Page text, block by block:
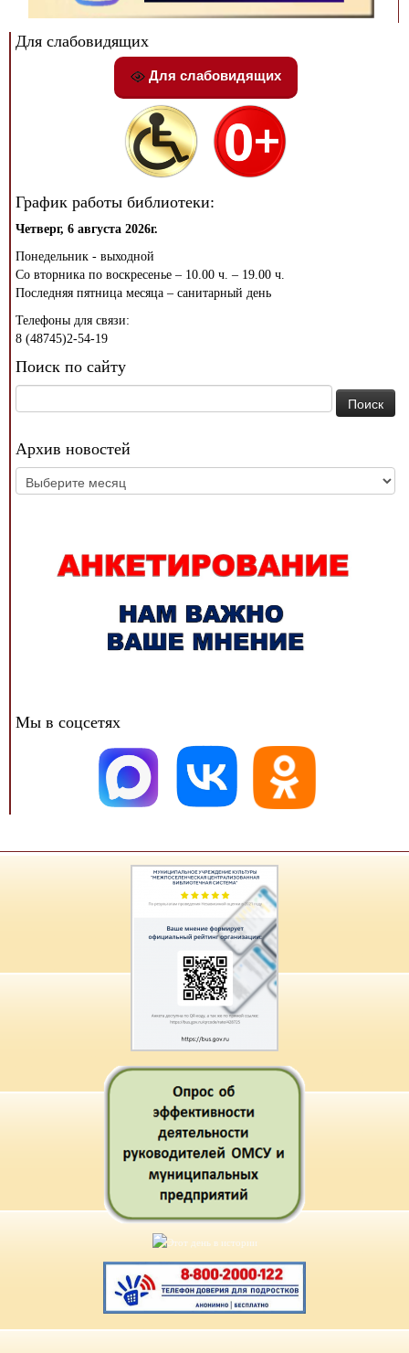
Для слабовидящих
Для слабовидящих
График работы библиотеки:
Четверг, 6 августа 2026г.
Понедельник - выходной
Со вторника по воскресенье – 10.00 ч. – 19.00 ч.
Последняя пятница месяца – санитарный день
Телефоны для связи:
8 (48745)2-54-19
Поиск по сайту
Архив новостей
Архив
новостей
Мы в соцсетях